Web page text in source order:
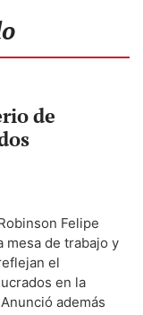
de
Felipe
mesa de trabajo y
el
en la
además